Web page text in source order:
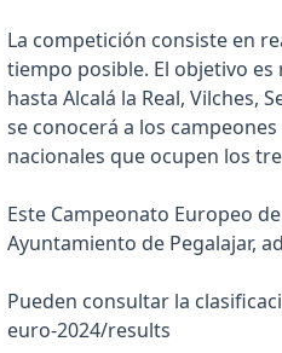
La competición consiste en
tiempo posible. El objetivo
hasta Alcalá la Real, Vilches,
se conocerá a los
nacionales que ocupen los
Este Campeonato Europeo
Ayuntamiento de Pegalajar,
Pueden consultar la
euro-2024/results